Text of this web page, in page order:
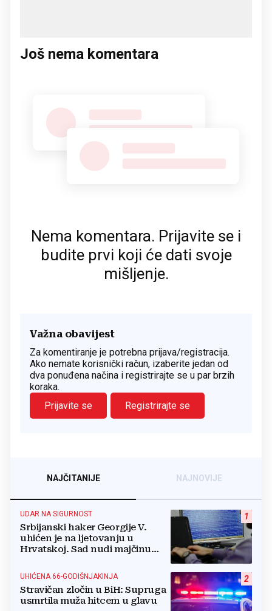
Još nema komentara
Nema komentara. Prijavite se i
budite prvi koji će dati svoje
mišljenje.
Važna obavijest
Za komentiranje je potrebna prijava/registracija.
Ako nemate korisnički račun, izaberite jedan od
dva ponuđena načina i registrirajte se u par brzih
koraka.
Prijavite se
Registrirajte se
NAJČITANIJE NAJNOVIJE
1
UDAR NA SIGURNOST
Srbijanski haker Georgije V.
uhićen je na ljetovanju u
Hrvatskoj. Sad nudi majčinu
2
UHIĆENA 66-GODIŠNJAKINJA
Stravičan zločin u BiH: Supruga
usmrtila muža hitcem u glavu